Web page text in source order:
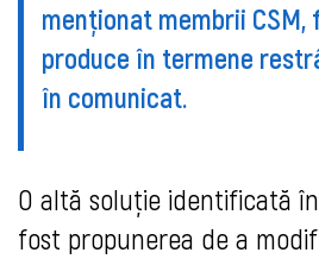
menționat membrii CSM,
produce în termene
în comunicat.
O altă soluție identificată
fost propunerea de a